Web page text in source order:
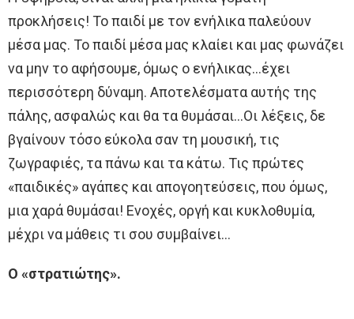
προκλήσεις! Το παιδί με τον ενήλικα παλεύουν
μέσα μας. Το παιδί μέσα μας κλαίει και μας φωνάζει
να μην το αφήσουμε, όμως ο ενήλικας…έχει
περισσότερη δύναμη. Αποτελέσματα αυτής της
πάλης, ασφαλώς και θα τα θυμάσαι…Οι λέξεις, δε
βγαίνουν τόσο εύκολα σαν τη μουσική, τις
ζωγραφιές, τα πάνω και τα κάτω. Τις πρώτες
«παιδικές» αγάπες και απογοητεύσεις, που όμως,
μια χαρά θυμάσαι! Ενοχές, οργή και κυκλοθυμία,
μέχρι να μάθεις τι σου συμβαίνει…
Ο «στρατιώτης».